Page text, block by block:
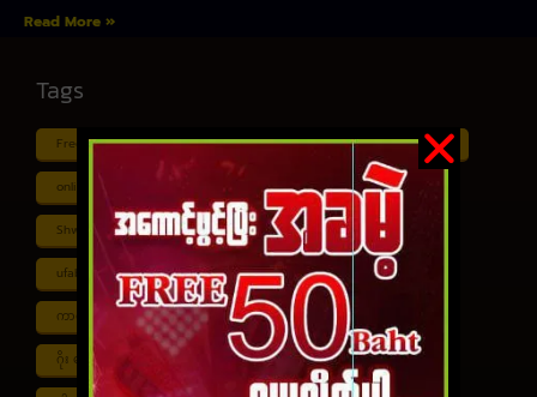
Read More »
Tags
Free ငါး ပစ် ဂိမ်း Myanmar ကာစီနို Online ငါး ဂိမ်း apk
online ငါး ပစ် ဂိမ်းapp Shan Koe Mee ငါး ပစ် ဂိမ်း
Shwe ကာစီနို APK UFABET ufabet888
ufabet เข้าสู่ระบบ ကာစီနို app ကာစီနို ဂိမ်း
ကာစီနို ငါး ပစ် ဂိမ်း ကာစီနို စလော့ဂိမ်း ကျွဲ စလော့ဂိမ်း
ဂိုး ပေါင်း လောင်း နည်း ငါး ဂိမ်း ငွေ အကောင် ဆုံး